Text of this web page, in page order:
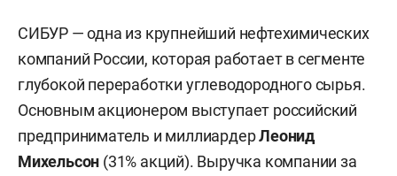
СИБУР — одна из крупнейший нефтехимических
компаний России, которая работает в сегменте
глубокой переработки углеводородного сырья.
Основным акционером выступает российский
предприниматель и миллиардерЛеонид
Михельсон (31% акций). Выручка компании за